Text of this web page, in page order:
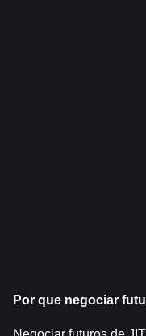
Por que negociar